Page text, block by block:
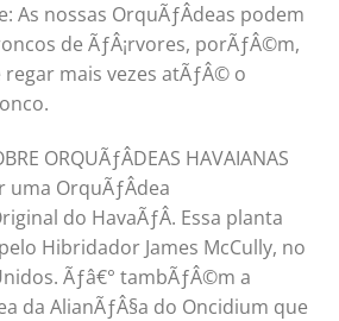
As nossas OrquÃƒÂ­deas podem
de ÃƒÂ¡rvores, porÃƒÂ©m,
mais vezes atÃƒÂ© o
ORQUÃƒÂDEAS HAVAIANAS
uma OrquÃƒÂ­dea
do HavaÃƒÂ­. Essa planta
Hibridador James McCully, no
Ãƒâ€° tambÃƒÂ©m a
da AlianÃƒÂ§a do Oncidium que